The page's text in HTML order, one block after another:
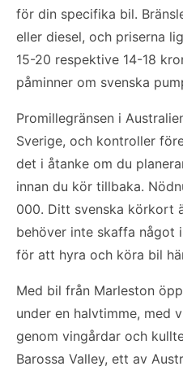
för din specifika bil.
eller diesel, och priserna
15-20 respektive 14-18
påminner om svenska
Promillegränsen i
Sverige, och kontroller
det i åtanke om du
innan du kör tillbaka.
000. Ditt svenska körkort
behöver inte skaffa något
för att hyra och köra bil
Med bil från Marleston
under en halvtimme, med
genom vingårdar och
Barossa Valley, ett av